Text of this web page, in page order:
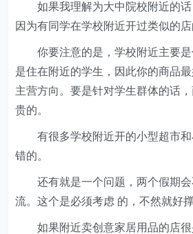
如果我理解为大中院校附近的话
因为有同学在学校附近开过类似的店
你要注意的是，学校附近主要是
是住在附近的学生，因此你的商品
主营方向。要是针对学生群体的话
贵的。
有很多学校附近开的小型超市和
错的。
还有就是一个问题，两个假期会
流。这个是必须考虑 的，不然就好
如果附近卖创意家居用品的店很